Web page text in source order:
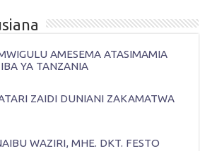
AMESEMA ATASIMAMIA
YA TANZANIA
ZAIDI DUNIANI ZAKAMATWA
WAZIRI, MHE. DKT. FESTO